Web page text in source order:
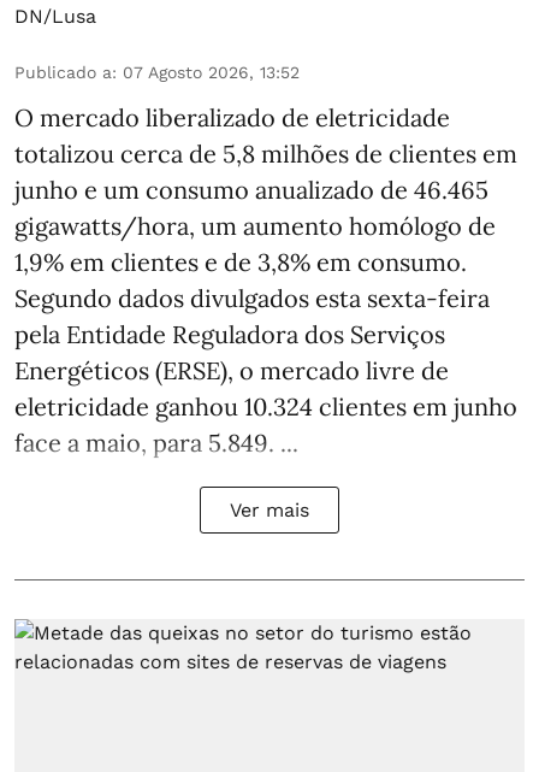
DN/Lusa
Publicado a: 07 Agosto 2026, 13:52
O mercado liberalizado de eletricidade
totalizou cerca de 5,8 milhões de clientes em
junho e um consumo anualizado de 46.465
gigawatts/hora, um aumento homólogo de
1,9% em clientes e de 3,8% em consumo.
Segundo dados divulgados esta sexta-feira
pela Entidade Reguladora dos Serviços
Energéticos (ERSE), o mercado livre de
eletricidade ganhou 10.324 clientes em junho
face a maio, para 5.849. ...
Ver mais